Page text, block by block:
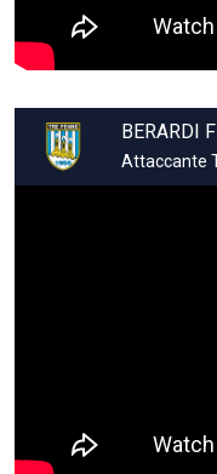
BERARDI
Attaccante